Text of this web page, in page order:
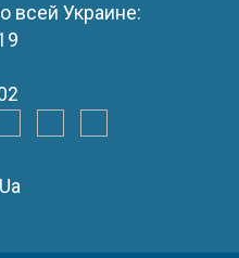
всей Украине: